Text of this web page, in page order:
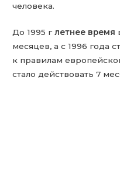
человека.
До 1995 глетнее время
месяцев, а с 1996 года
к правилам
стало действовать 7